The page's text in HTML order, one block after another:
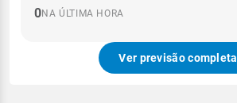
0NA ÚLTIMA HORA
Ver previsão completa